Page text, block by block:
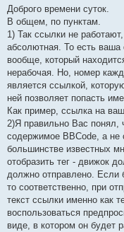
Доброго времени суток.
В общем, по пунктам.
1) Так ссылки не
абсолютная. То есть
вообще, который
нерабочая. Но, номер
является ссылкой,
ней позволяет попасть
Как пример, ссылка на
2)Я правильно Вас понял,
содержимое BBCode, а не
большинстве известных
отобразить тег - движок
должно отправлено. Если
то соответственно, при
текст ссылки именно как
воспользоваться
виде, в котором он будет